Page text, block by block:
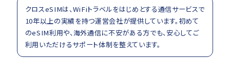
クロスeSIMは、WiFiトラベルをはじめとする通信サービスで
10年以上の実績を持つ運営会社が提供しています。初めて
のeSIM利用や、海外通信に不安がある方でも、安心してご
利用いただけるサポート体制を整えています。